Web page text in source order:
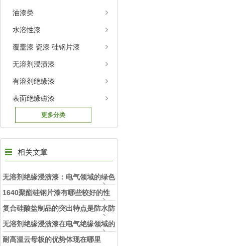
油漆类
水溶性漆
覆盖漆 瓷漆 硅钢片漆
无溶剂浸渍漆
有溶剂绝缘漆
表面绝缘磁漆
更多分类
相关文章
无溶剂绝缘浸渍漆：电气领域的绿色
革新力量
1640聚酯硅钢片漆有哪些较好的性
能
复合硅酸盐制品的突出特点是防水防
潮
无溶剂绝缘浸渍漆在电气绝缘领域的
创新应用
耐高温云母板的优势体现在哪里